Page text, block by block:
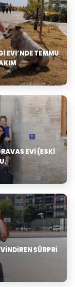
EVI’NDE TEMMU
EVI (ESKI
SÜRPRI